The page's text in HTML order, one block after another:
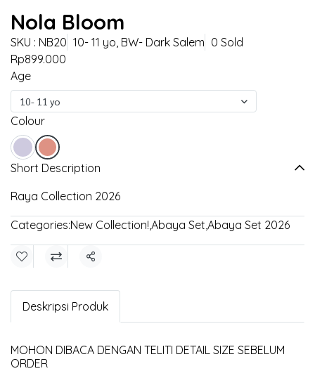
Nola Bloom
SKU : NB20 10- 11 yo, BW- Dark Salem 0 Sold
Rp899.000
Age
10- 11 yo
Colour
Short Description
Raya Collection 2026
Categories:New Collection!,Abaya Set,Abaya Set 2026
Share
Deskripsi Produk
MOHON DIBACA DENGAN TELITI DETAIL SIZE SEBELUM
ORDER